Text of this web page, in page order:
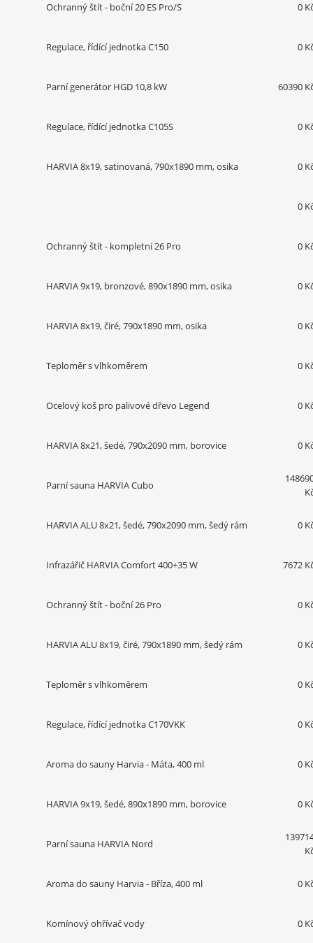
Ochranný štít - boční 20 ES Pro/S 0
Regulace, řídící jednotka C150 0
Parní generátor HGD 10,8 kW 60390
Regulace, řídící jednotka C105S 0
HARVIA 8x19, satinovaná, 790x1890 mm, osika 0
0
Ochranný štít - kompletní 26 Pro 0
HARVIA 9x19, bronzové, 890x1890 mm, osika 0
HARVIA 8x19, čiré, 790x1890 mm, osika 0
Teploměr s vlhkoměrem 0
Ocelový koš pro palivové dřevo Legend 0
HARVIA 8x21, šedé, 790x2090 mm, borovice 0
Parní sauna HARVIA Cubo
HARVIA ALU 8x21, šedé, 790x2090 mm, šedý rám 0
Infrazářič HARVIA Comfort 400+35 W 7672
Ochranný štít - boční 26 Pro 0
HARVIA ALU 8x19, čiré, 790x1890 mm, šedý rám 0
Teploměr s vlhkoměrem 0
Regulace, řídící jednotka C170VKK 0
Aroma do sauny Harvia - Máta, 400 ml 0
HARVIA 9x19, šedé, 890x1890 mm, borovice 0
Parní sauna HARVIA Nord
Aroma do sauny Harvia - Bříza, 400 ml 0
Komínový ohřívač vody 0